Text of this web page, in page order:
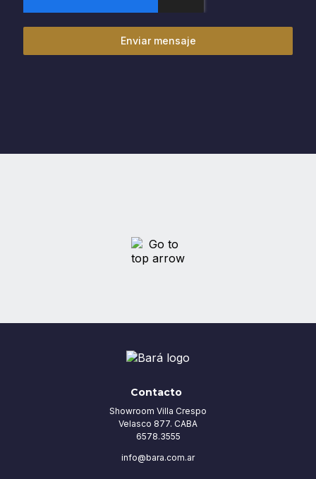
Enviar mensaje
Contacto
Showroom Villa Crespo
Velasco 877. CABA
6578.3555
info@bara.com.ar